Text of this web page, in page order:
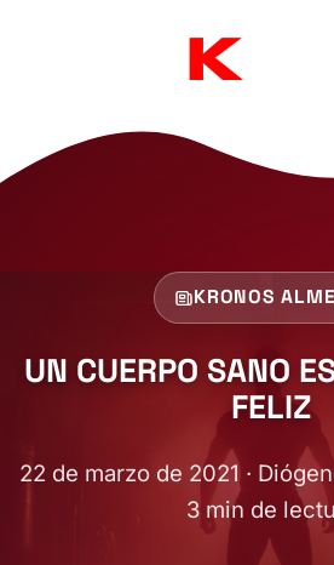
KRONOS
UN CUERPO SANO
FELIZ
22 de marzo de 2021 ·
3 min de